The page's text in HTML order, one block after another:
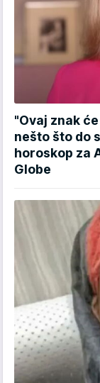
"Ovaj znak
nešto što do
horoskop za
Globe